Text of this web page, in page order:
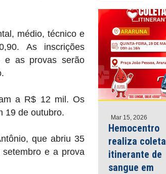
médio, técnico e
As inscrições
e as provas serão
a R$ 12 mil. Os
19 de outubro.
, que abriu 35
e a prova
Mar 15, 2026
Hemocentro
realiza coleta
itinerante de
sangue em